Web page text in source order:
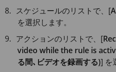
スケジュールのリストで、[
を選択します。
アクションのリストで、[
video while the rule is
る間､ビデオを録画する)] を